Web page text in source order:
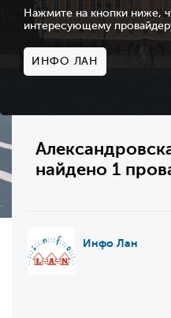
Нажмите на кнопки ниже,
интересующему
ИНФО ЛАН
найдено 1
Инфо Лан